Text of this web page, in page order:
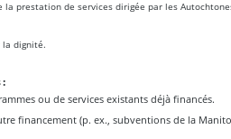
prestation de services dirigée par les
la dignité.
ou de services existants déjà financés.
financement (p. ex., subventions de la